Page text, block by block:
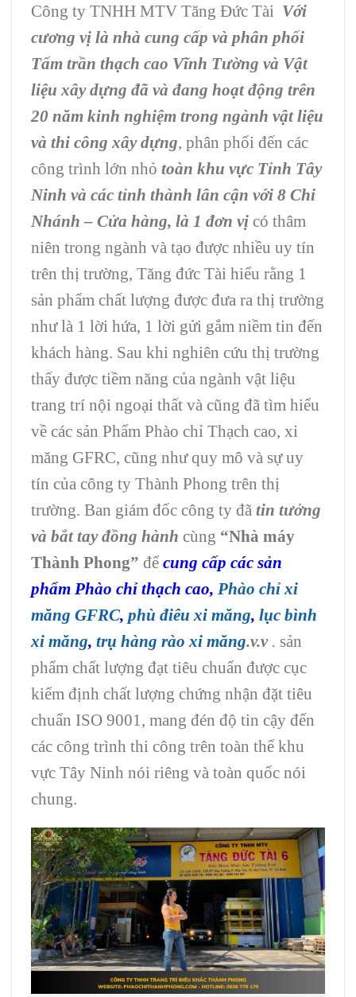
Công ty TNHH MTV Tăng Đức Tài Với
cương vị là nhà cung cấp và phân phối
Tấm trần thạch cao Vĩnh Tường và Vật
liệu xây dựng đã và đang hoạt động trên
20 năm kinh nghiệm trong ngành vật liệu
và thi công xây dựng, phân phối đến các
công trình lớn nhỏ toàn khu vực Tỉnh Tây
Ninh và các tỉnh thành lân cận với 8 Chi
Nhánh – Cửa hàng, là 1 đơn vị có thâm
niên trong ngành và tạo được nhiều uy tín
trên thị trường, Tăng đức Tài hiểu rằng 1
sản phẩm chất lượng được đưa ra thị trường
như là 1 lời hứa, 1 lời gửi gắm niềm tin đến
khách hàng. Sau khi nghiên cứu thị trường
thấy được tiềm năng của ngành vật liệu
trang trí nội ngoại thất và cũng đã tìm hiểu
về các sản Phẩm Phào chỉ Thạch cao, xi
măng GFRC, cũng như quy mô và sự uy
tín của công ty Thành Phong trên thị
trường. Ban giám đốc công ty đã tin tưởng
và bắt tay đồng hành cùng “Nhà máy
Thành Phong” để cung cấp các sản
phẩm Phào chỉ thạch cao, Phào chỉ xi
măng GFRC, phù điêu xi măng, lục bình
xi măng, trụ hàng rào xi măng.v.v . sản
phẩm chất lượng đạt tiêu chuẩn được cục
kiểm định chất lượng chứng nhận đặt tiêu
chuẩn ISO 9001, mang đén độ tin cậy đến
các công trình thi công trên toàn thể khu
vực Tây Ninh nói riêng và toàn quốc nói
chung.